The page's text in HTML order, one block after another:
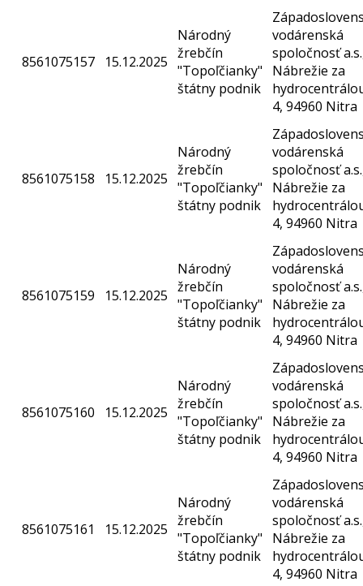
8561075157 15.12.2025
Národný
žrebčín
"Topoľčianky"
štátny podnik
vodárenská
spoločnosť
Nábrežie za
4, 94960 Nitra
8561075158 15.12.2025
Národný
žrebčín
"Topoľčianky"
štátny podnik
vodárenská
spoločnosť
Nábrežie za
4, 94960 Nitra
8561075159 15.12.2025
Národný
žrebčín
"Topoľčianky"
štátny podnik
vodárenská
spoločnosť
Nábrežie za
4, 94960 Nitra
8561075160 15.12.2025
Národný
žrebčín
"Topoľčianky"
štátny podnik
vodárenská
spoločnosť
Nábrežie za
4, 94960 Nitra
8561075161 15.12.2025
Národný
žrebčín
"Topoľčianky"
štátny podnik
vodárenská
spoločnosť
Nábrežie za
4, 94960 Nitra